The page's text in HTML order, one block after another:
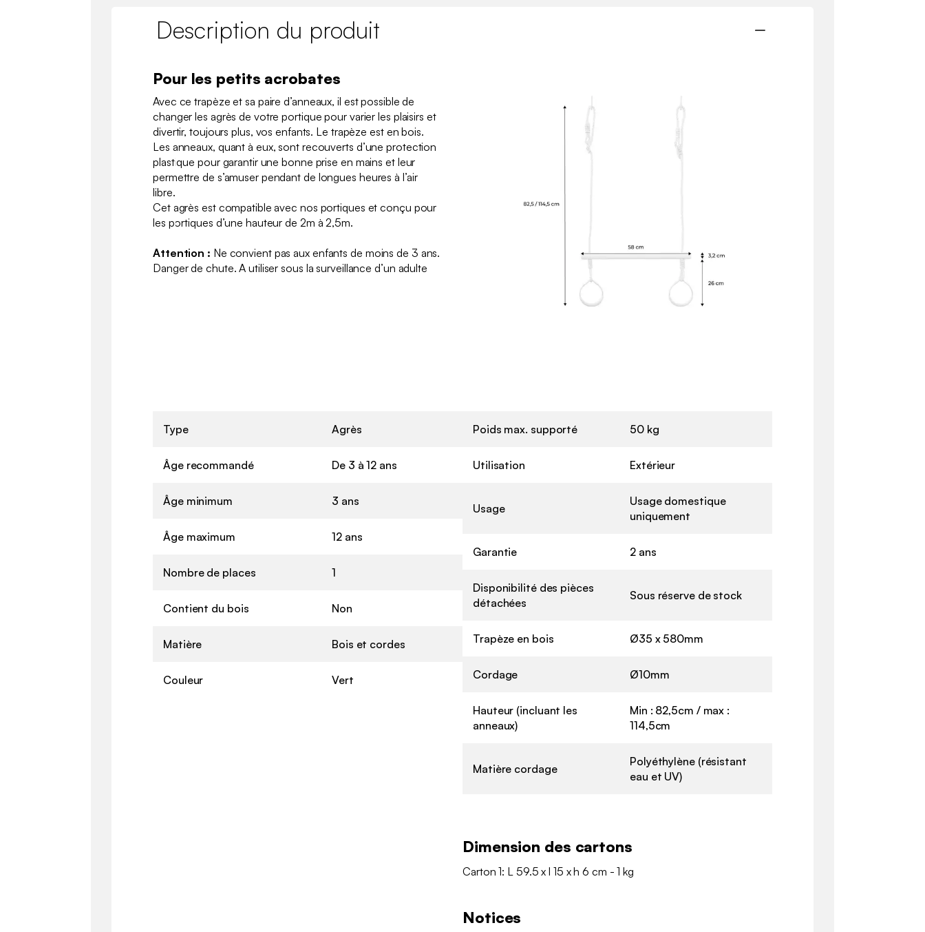
Description du produit
Pour les petits acrobates
Avec ce trapèze et sa paire d’anneaux, il est possible de
changer les agrès de votre portique pour varier les plaisirs et
divertir, toujours plus, vos enfants. Le trapèze est en bois.
Les anneaux, quant à eux, sont recouverts d’une protection
plastique pour garantir une bonne prise en mains et leur
permettre de s’amuser pendant de longues heures à l’air
libre.
Cet agrès est compatible avec nos portiques et conçu pour
les portiques d’une hauteur de 2m à 2,5m.
Attention : Ne convient pas aux enfants de moins de 3 ans.
Danger de chute. A utiliser sous la surveillance d’un adulte
Type Agrès
Âge recommandé De 3 à 12 ans
Âge minimum 3 ans
Âge maximum 12 ans
Nombre de places 1
Contient du bois Non
Matière Bois et cordes
Couleur Vert
Poids max. supporté 50 kg
Utilisation Extérieur
Usage
Usage domestique
uniquement
Garantie 2 ans
Disponibilité des pièces
détachées
Sous réserve de stock
Trapèze en bois Ø35 x 580mm
Cordage Ø10mm
Hauteur (incluant les
anneaux)
Min : 82,5cm / max :
114,5cm
Matière cordage
Polyéthylène (résistant
eau et UV)
Dimension des cartons
Carton 1: L 59.5 x l 15 x h 6 cm - 1 kg
Notices